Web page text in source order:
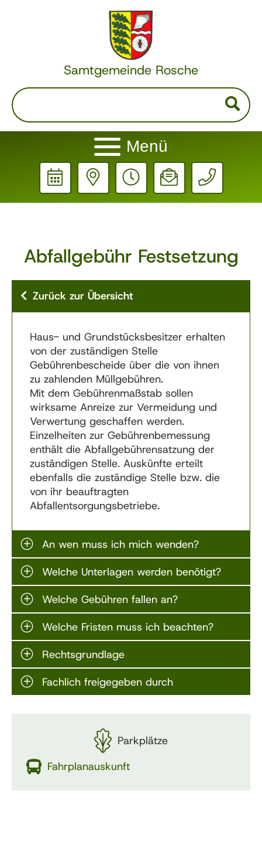
Samtgemeinde Rosche
Menü
Abfallgebühr Festsetzung
Zurück zur Übersicht
Haus- und Grundstücksbesitzer erhalten
von der zuständigen Stelle
Gebührenbescheide über die von ihnen
zu zahlenden Müllgebühren.
Mit dem Gebührenmaßstab sollen
wirksame Anreize zur Vermeidung und
Verwertung geschaffen werden.
Einzelheiten zur Gebührenbemessung
enthält die Abfallgebührensatzung der
zuständigen Stelle. Auskünfte erteilt
ebenfalls die zuständige Stelle bzw. die
von ihr beauftragten
Abfallentsorgungsbetriebe.
An wen muss ich mich wenden?
Welche Unterlagen werden benötigt?
Welche Gebühren fallen an?
Welche Fristen muss ich beachten?
Rechtsgrundlage
Fachlich freigegeben durch
Parkplätze
Fahrplanauskunft